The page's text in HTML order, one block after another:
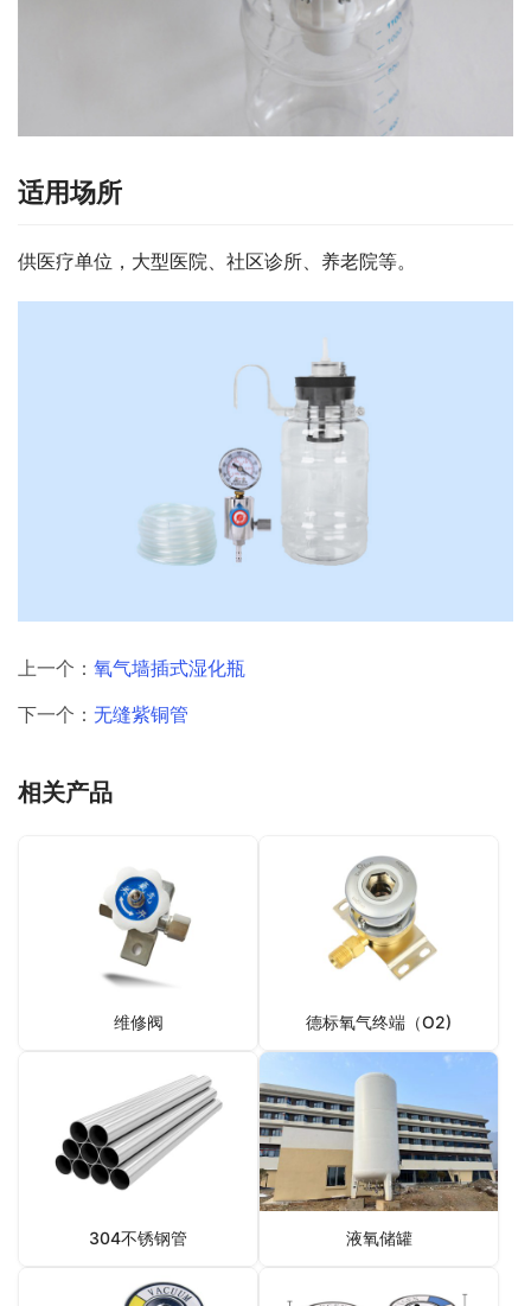
适用场所
供医疗单位，大型医院、社区诊所、养老院等。
上一个： 氧气墙插式湿化瓶
下一个： 无缝紫铜管
相关产品
维修阀 德标氧气终端（O2)
304不锈钢管 液氧储罐